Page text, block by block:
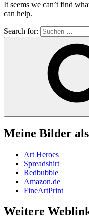
It seems we can’t find
can help.
Search for:
Mei­ne Bil­der
Art Heroes
Spread­shirt
Red­bubble
Amazon.de
Fine­Art­Print
Wei­te­re